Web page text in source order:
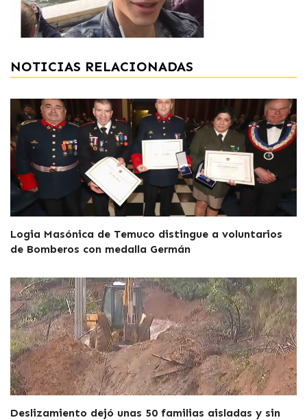
NOTICIAS RELACIONADAS
Logia Masónica de Temuco distingue a voluntarios
de Bomberos con medalla Germán
Deslizamiento dejó unas 50 familias aisladas y sin